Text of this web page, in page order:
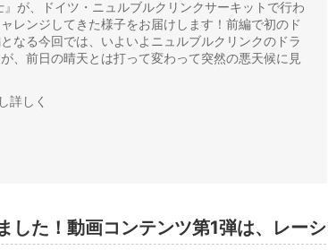
が、ドイツ・ニュルブルクリンクサーキットで行わ
レンジしてきた様子をお届けします！前編で初のド
なる今回では、いよいよニュルブルクリンクのドラ
、前日の晴天とは打って変わって突然の悪天候に見
詳しく
た！動画コンテンツ第1弾は、レーシ